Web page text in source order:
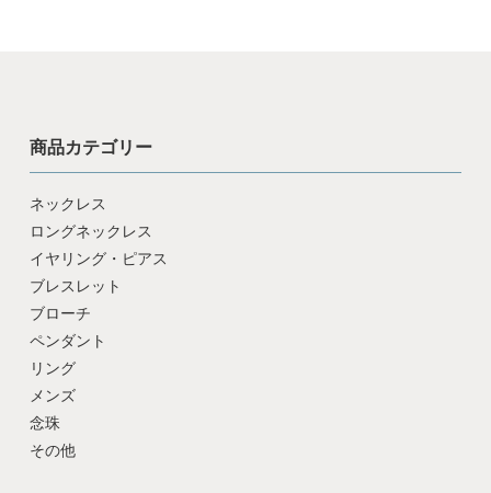
商品カテゴリー
ネックレス
ロングネックレス
イヤリング・ピアス
ブレスレット
ブローチ
ペンダント
リング
メンズ
念珠
その他